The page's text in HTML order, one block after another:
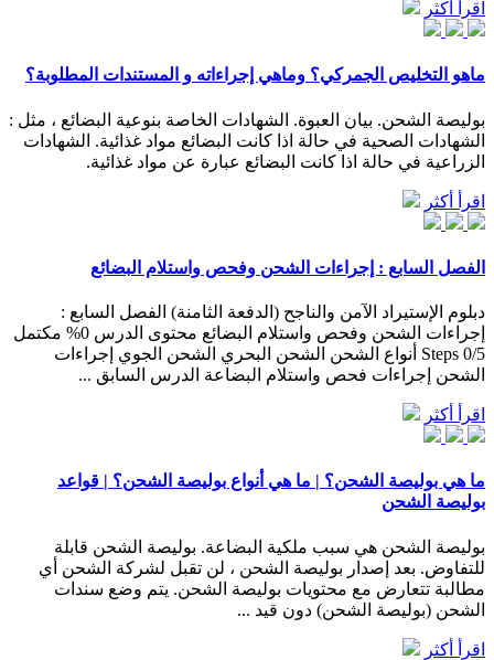
اقرأ أكثر
ماهو التخليص الجمركي؟ وماهي إجراءاته و المستندات المطلوبة؟
بوليصة الشحن. بيان العبوة. الشهادات الخاصة بنوعية البضائع ، مثل :
الشهادات الصحية في حالة اذا كانت البضائع مواد غذائية. الشهادات
الزراعية في حالة اذا كانت البضائع عبارة عن مواد غذائية.
اقرأ أكثر
الفصل السابع : إجراءات الشحن وفحص واستلام البضائع
دبلوم الإستيراد الآمن والناجح (الدفعة الثامنة) الفصل السابع :
إجراءات الشحن وفحص واستلام البضائع محتوى الدرس 0% مكتمل
0/5 Steps أنواع الشحن الشحن البحري الشحن الجوي إجراءات
الشحن إجراءات فحص واستلام البضاعة الدرس السابق ...
اقرأ أكثر
ما هي بوليصة الشحن؟ | ما هي أنواع بوليصة الشحن؟ | قواعد
بوليصة الشحن
بوليصة الشحن هي سبب ملكية البضاعة. بوليصة الشحن قابلة
للتفاوض. بعد إصدار بوليصة الشحن ، لن تقبل لشركة الشحن أي
مطالبة تتعارض مع محتويات بوليصة الشحن. يتم وضع سندات
الشحن (بولیصة الشحن) دون قيد ...
اقرأ أكثر